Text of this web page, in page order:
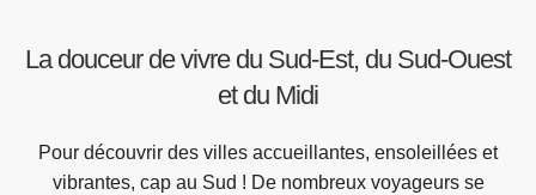
La douceur de vivre du Sud-Est, du Sud-Ouest
et du Midi
Pour découvrir des villes accueillantes, ensoleillées et
vibrantes, cap au Sud ! De nombreux voyageurs se